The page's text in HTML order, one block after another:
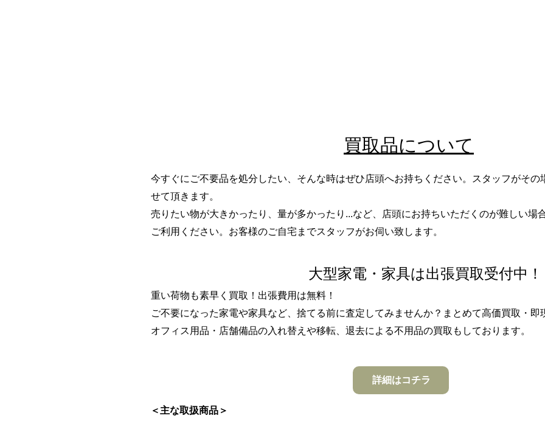
買取品について
今すぐにご不要品を処分したい、そんな時はぜひ店頭へお持ちください。スタッフがその
せて頂きます。
売りたい物が大きかったり、量が多かったり...など、店頭にお持ちいただくのが難しい場
ご利用ください。お客様のご自宅までスタッフがお伺い致します。
大型家電・家具は出張買取受付中！
重い荷物も素早く買取！出張費用は無料！
ご不要になった家電や家具など、捨てる前に査定してみませんか？まとめて高価買取・即
​オフィス用品・店舗備品の入れ替えや移転、退去による不用品の買取もしております。
詳細はコチラ
＜主な取扱商品＞